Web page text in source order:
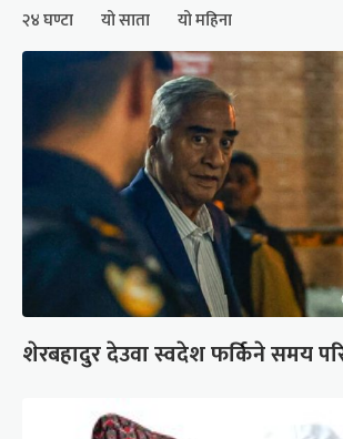
२४ घण्टा यो साता यो महिना
शेरबहादुर देउवा स्वदेश फर्किने समय